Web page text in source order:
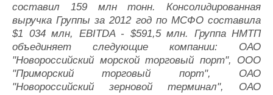
составил 159 млн тонн. Консолидированная
выручка Группы за 2012 год по МСФО составила
$1 034 млн, EBITDA - $591,5 млн. Группа НМТП
объединяет следующие компании: ОАО
"Новороссийский морской торговый порт", ООО
"Приморский торговый порт", ОАО
"Новороссийский зерновой терминал", ОАО